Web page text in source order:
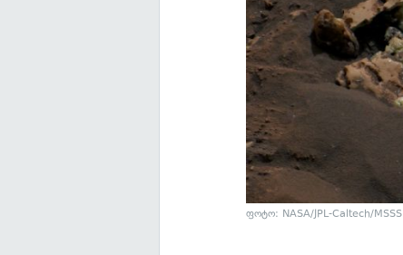
ფოტო: NASA/JPL-Caltech/MSSS